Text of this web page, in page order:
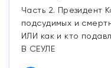
Часть 2. Президент
подсудимых и
ИЛИ как и кто
В СЕУЛЕ